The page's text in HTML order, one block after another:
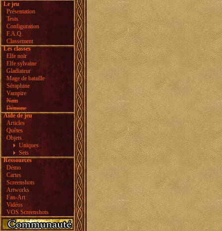
Le jeu
Présentation
Tests
Configuration
F.A.Q.
Classement
Les classes
Elfe noir
Elfe sylvaine
Gladiateur
Mage de bataille
Séraphine
Vampire
Nain
Démone
Aide de jeu
Articles
Quêtes
Objets
Uniques
Sets
Ressources
Démo
Cartes
Screenshots
Artworks
Fan-Art
Vidéos
VOS Screenshots